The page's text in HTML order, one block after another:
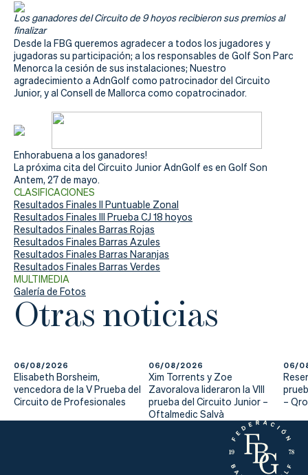
Los ganadores del Circuito de 9 hoyos recibieron sus premios al
finalizar
Desde la FBG queremos agradecer a todos los jugadores y
jugadoras su participación; a los responsables de Golf Son Parc
Menorca la cesión de sus instalaciones; Nuestro
agradecimiento a AdnGolf como patrocinador del Circuito
Junior, y al Consell de Mallorca como copatrocinador.
Enhorabuena a los ganadores!
La próxima cita del Circuito Junior AdnGolf es en Golf Son
Antem, 27 de mayo.
CLASIFICACIONES
Resultados Finales II Puntuable Zonal
Resultados Finales III Prueba CJ 18 hoyos
Resultados Finales Barras Rojas
Resultados Finales Barras Azules
Resultados Finales Barras Naranjas
Resultados Finales Barras Verdes
MULTIMEDIA
Galería de Fotos
Otras noticias
06/08/2026
Elisabeth Borsheim,
vencedora de la V Prueba del
Circuito de Profesionales
06/08/2026
Xim Torrents y Zoe
Zavoralova lideraron la VIII
prueba del Circuito Junior –
Oftalmedic Salvà
06/
–